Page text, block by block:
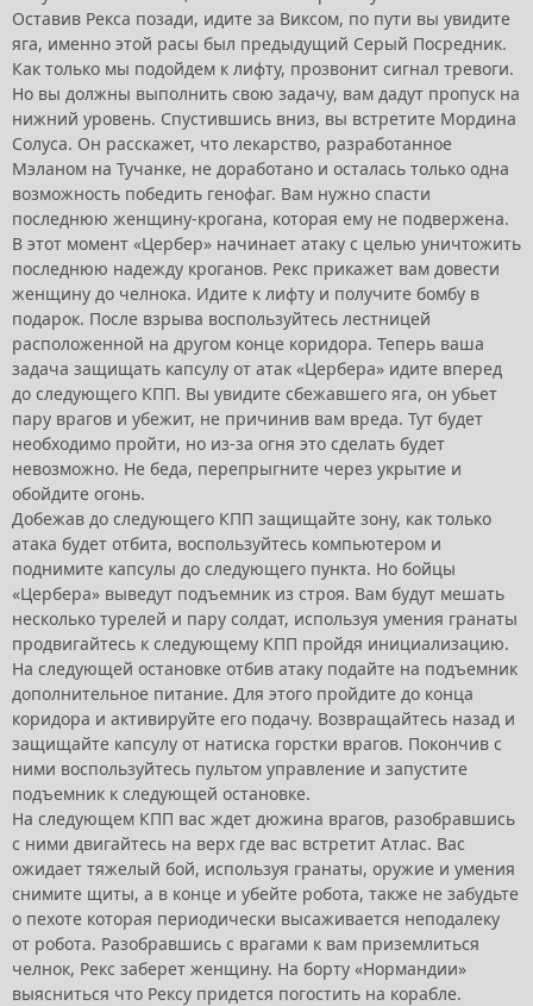
Оставив Рекса позади, идите за Виксом, по пути вы увидите
яга, именно этой расы был предыдущий Серый Посредник.
Как только мы подойдем к лифту, прозвонит сигнал тревоги.
Но вы должны выполнить свою задачу, вам дадут пропуск на
нижний уровень. Спустившись вниз, вы встретите Мордина
Солуса. Он расскажет, что лекарство, разработанное
Мэланом на Тучанке, не доработано и осталась только одна
возможность победить генофаг. Вам нужно спасти
последнюю женщину-крогана, которая ему не подвержена.
В этот момент «Цербер» начинает атаку с целью уничтожить
последнюю надежду кроганов. Рекс прикажет вам довести
женщину до челнока. Идите к лифту и получите бомбу в
подарок. После взрыва воспользуйтесь лестницей
расположенной на другом конце коридора. Теперь ваша
задача защищать капсулу от атак «Цербера» идите вперед
до следующего КПП. Вы увидите сбежавшего яга, он убьет
пару врагов и убежит, не причинив вам вреда. Тут будет
необходимо пройти, но из-за огня это сделать будет
невозможно. Не беда, перепрыгните через укрытие и
обойдите огонь.
Добежав до следующего КПП защищайте зону, как только
атака будет отбита, воспользуйтесь компьютером и
поднимите капсулы до следующего пункта. Но бойцы
«Цербера» выведут подъемник из строя. Вам будут мешать
несколько турелей и пару солдат, используя умения гранаты
продвигайтесь к следующему КПП пройдя инициализацию.
На следующей остановке отбив атаку подайте на подъемник
дополнительное питание. Для этого пройдите до конца
коридора и активируйте его подачу. Возвращайтесь назад и
защищайте капсулу от натиска горстки врагов. Покончив с
ними воспользуйтесь пультом управление и запустите
подъемник к следующей остановке.
На следующем КПП вас ждет дюжина врагов, разобравшись
с ними двигайтесь на верх где вас встретит Атлас. Вас
ожидает тяжелый бой, используя гранаты, оружие и умения
снимите щиты, а в конце и убейте робота, также не забудьте
о пехоте которая периодически высаживается неподалеку
от робота. Разобравшись с врагами к вам приземлиться
челнок, Рекс заберет женщину. На борту «Нормандии»
выясниться что Рексу придется погостить на корабле.